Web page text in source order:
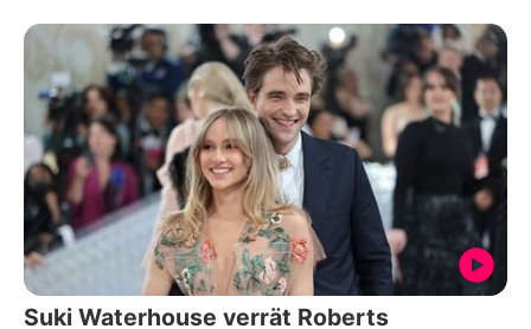
Suki Waterhouse verrät Roberts